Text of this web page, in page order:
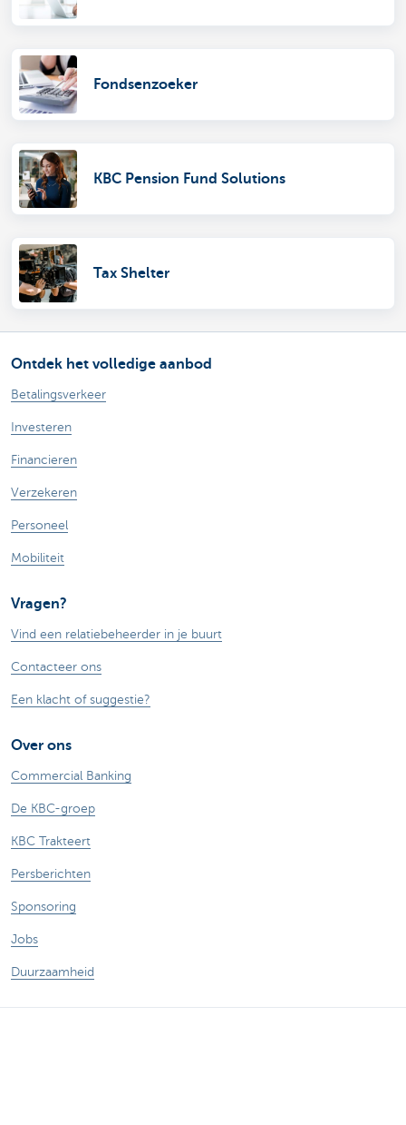
Fondsenzoeker
KBC Pension Fund Solutions
Tax Shelter
Ontdek het volledige aanbod
Betalingsverkeer
Investeren
Financieren
Verzekeren
Personeel
Mobiliteit
Vragen?
Vind een relatiebeheerder in je buurt
Contacteer ons
Een klacht of suggestie?
Over ons
Commercial Banking
De KBC-groep
KBC Trakteert
Persberichten
Sponsoring
Jobs
Duurzaamheid